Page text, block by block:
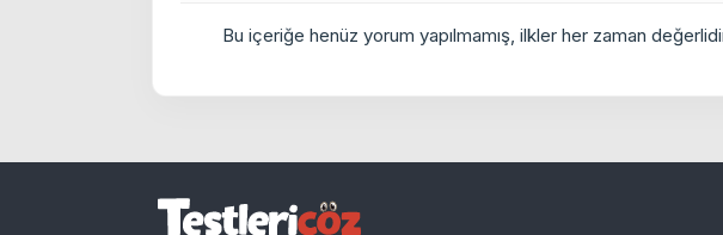
Bu içeriğe henüz yorum yapılmamış, ilkler her zaman